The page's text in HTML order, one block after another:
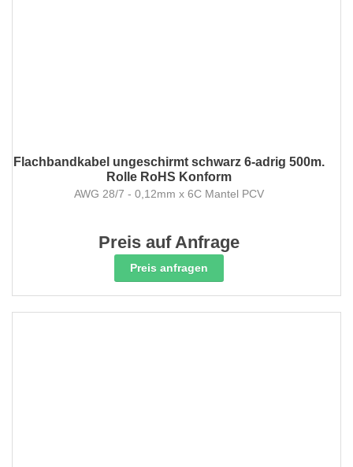
Flachbandkabel ungeschirmt schwarz 6-adrig 500m.
Rolle RoHS Konform
AWG 28/7 - 0,12mm x 6C Mantel PCV
Preis auf Anfrage
Preis anfragen